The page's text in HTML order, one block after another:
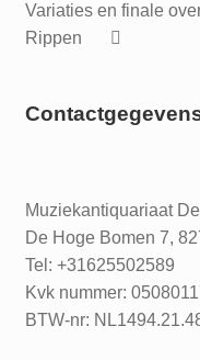
Variaties en finale
Rippen
Muziekantiquariaat
De Hoge Bomen 7,
Tel: +31625502589
Kvk nummer:
BTW-nr: